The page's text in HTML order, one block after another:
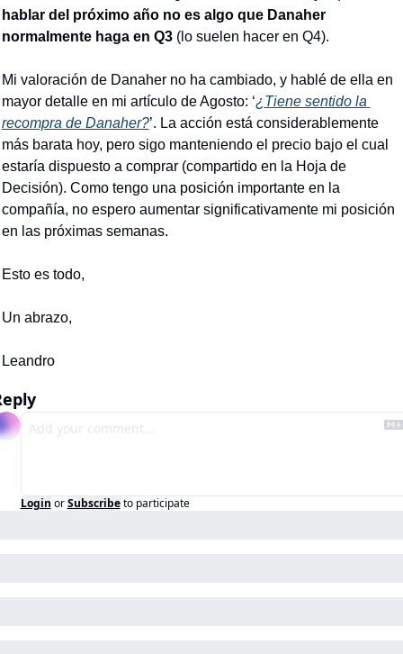
hablar del próximo año no es algo que Danaher
normalmente haga en Q3 (lo suelen hacer en Q4).
Mi valoración de Danaher no ha cambiado, y hablé de ella en
mayor detalle en mi artículo de Agosto: ‘¿ Tiene sentido la
recompra de Danaher?’. La acción está considerablemente
más barata hoy, pero sigo manteniendo el precio bajo el cual
estaría dispuesto a comprar (compartido en la Hoja de
Decisión). Como tengo una posición importante en la
compañía, no espero aumentar significativamente mi posición
en las próximas semanas.
Esto es todo,
Un abrazo,
Leandro
Login or Subscribe to participate